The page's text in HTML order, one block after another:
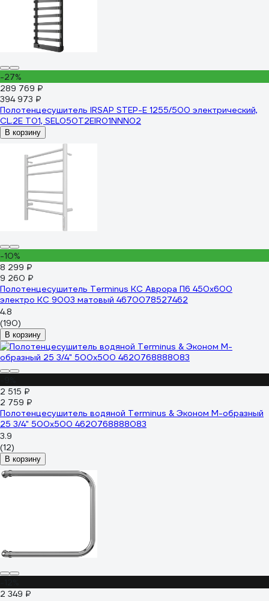
-27%
289 769 ₽
394 973 ₽
Полотенцесушитель IRSAP STEP-E 1255/500 электрический,
CL.2E T01, SEL050T2EIR01NNN02
В корзину
-10%
8 299 ₽
9 260 ₽
Полотенцесушитель Terminus КС Аврора П6 450x600
электро КС 9003 матовый 4670078527462
4.8
(190)
В корзину
2 515 ₽
2 759 ₽
Полотенцесушитель водяной Terminus & Эконом М-образный
25 3/4" 500x500 4620768888083
3.9
(12)
В корзину
2 349 ₽